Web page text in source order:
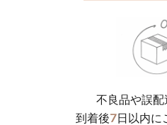
不良品や誤配
到着後7日以内に